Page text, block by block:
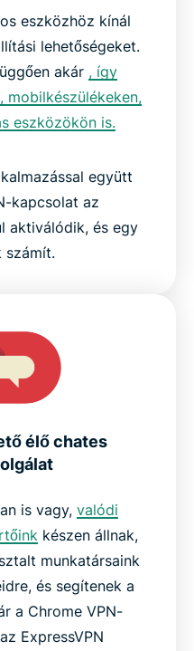
eszközhöz kínál
lehetőségeket.
akár , így
mobilkészülékeken,
eszközökön is.
együtt
kapcsolat az
aktiválódik, és egy
számít.
élő chates
is vagy, valódi
készen állnak,
munkatársaink
és segítenek a
a Chrome VPN-
ExpressVPN